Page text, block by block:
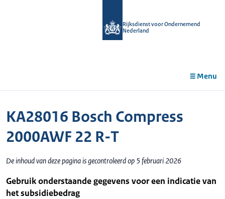
Rijksdienst voor Ondernemend
Nederland
Menu
KA28016 Bosch Compress
2000AWF 22 R-T
De inhoud van deze pagina is gecontroleerd op 5 februari 2026
Gebruik onderstaande gegevens voor een indicatie van
het subsidiebedrag